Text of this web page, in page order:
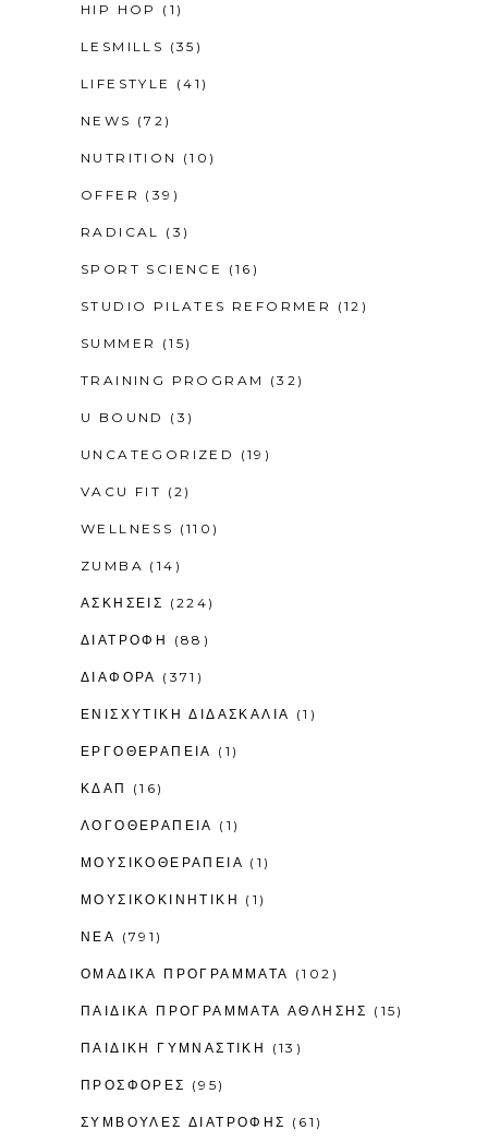
HIP HOP (1)
LESMILLS (35)
LIFESTYLE (41)
NEWS (72)
NUTRITION (10)
OFFER (39)
RADICAL (3)
SPORT SCIENCE (16)
STUDIO PILATES REFORMER (12)
SUMMER (15)
TRAINING PROGRAM (32)
U BOUND (3)
UNCATEGORIZED (19)
VACU FIT (2)
WELLNESS (110)
ZUMBA (14)
ΑΣΚΗΣΕΙΣ (224)
ΔΙΑΤΡΟΦΗ (88)
ΔΙΑΦΟΡΑ (371)
ΕΝΙΣΧΥΤΙΚΉ ΔΙΔΑΣΚΑΛΊΑ (1)
ΕΡΓΟΘΕΡΑΠΕΊΑ (1)
ΚΔΑΠ (16)
ΛΟΓΟΘΕΡΑΠΕΊΑ (1)
ΜΟΥΣΙΚΟΘΕΡΑΠΕΊΑ (1)
ΜΟΥΣΙΚΟΚΙΝΗΤΙΚΉ (1)
ΝΕΑ (791)
ΟΜΑΔΙΚΑ ΠΡΟΓΡΑΜΜΑΤΑ (102)
ΠΑΙΔΙΚΆ ΠΡΟΓΡΆΜΜΑΤΑ ΆΘΛΗΣΗΣ (15)
ΠΑΙΔΙΚΉ ΓΥΜΝΑΣΤΙΚΉ (13)
ΠΡΟΣΦΟΡΕΣ (95)
ΣΥΜΒΟΥΛΕΣ ΔΙΑΤΡΟΦΗΣ (61)